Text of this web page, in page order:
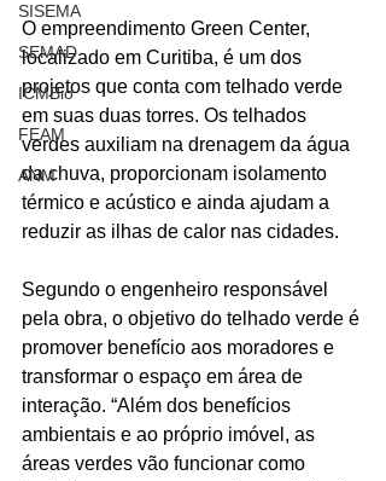
SISEMA
SEMAD
ICMBio
FEAM
ANM
O empreendimento Green Center,
localizado em Curitiba, é um dos
projetos que conta com telhado verde
em suas duas torres. Os telhados
verdes auxiliam na drenagem da água
da chuva, proporcionam isolamento
térmico e acústico e ainda ajudam a
reduzir as ilhas de calor nas cidades.
Segundo o engenheiro responsável
pela obra, o objetivo do telhado verde é
promover benefício aos moradores e
transformar o espaço em área de
interação. “Além dos benefícios
ambientais e ao próprio imóvel, as
áreas verdes vão funcionar como